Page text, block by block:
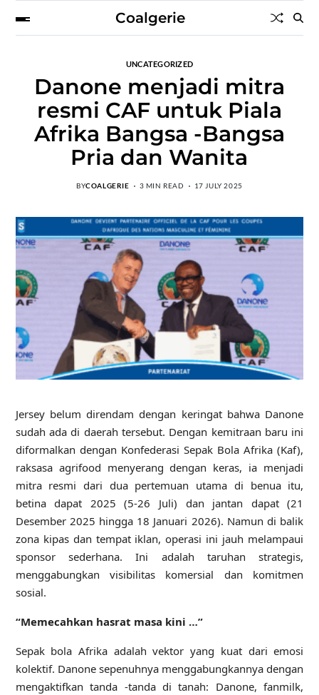
Coalgerie
UNCATEGORIZED
Danone menjadi mitra
resmi CAF untuk Piala
Afrika Bangsa -Bangsa
Pria dan Wanita
BYCOALGERIE 3 MIN READ 17 JULY 2025
Jersey belum direndam dengan keringat bahwa Danone
sudah ada di daerah tersebut. Dengan kemitraan baru ini
diformalkan dengan Konfederasi Sepak Bola Afrika (Kaf),
raksasa agrifood menyerang dengan keras, ia menjadi
mitra resmi dari dua pertemuan utama di benua itu,
betina dapat 2025 (5-26 Juli) dan jantan dapat (21
Desember 2025 hingga 18 Januari 2026). Namun di balik
zona kipas dan tempat iklan, operasi ini jauh melampaui
sponsor sederhana. Ini adalah taruhan strategis,
menggabungkan visibilitas komersial dan komitmen
sosial.
“Memecahkan hasrat masa kini …”
Sepak bola Afrika adalah vektor yang kuat dari emosi
kolektif. Danone sepenuhnya menggabungkannya dengan
mengaktifkan tanda -tanda di tanah: Danone, fanmilk,